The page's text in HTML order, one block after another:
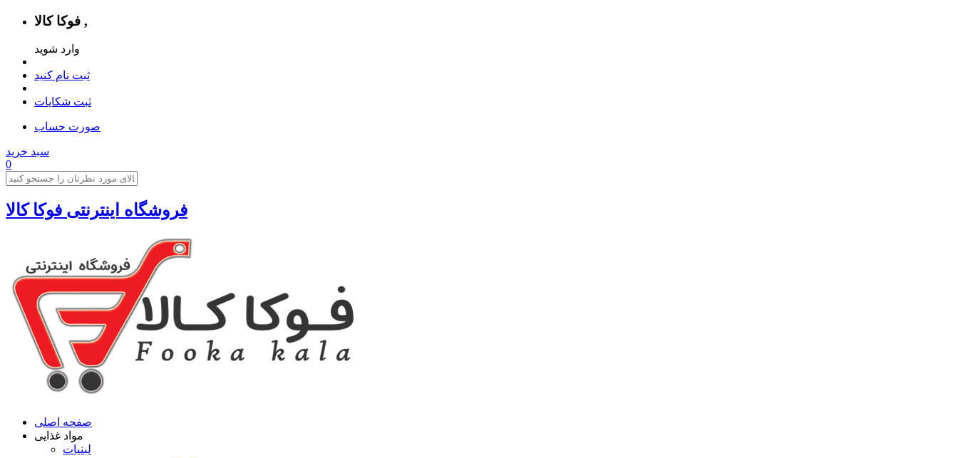
فوکا کالا ,
وارد شوید
ثبت نام کنید
ثبت شکایات
صورت حساب
سبد خرید
0
فروشگاه اینترنتی فوکا کالا
صفحه اصلی
مواد غذایی
لبنیات